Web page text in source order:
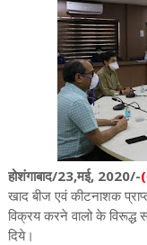
होशंगाबाद/23,मई, 2020/-
खाद बीज एवं कीटनाशक
विक्रय करने वालो के विरूद्ध
दिये।